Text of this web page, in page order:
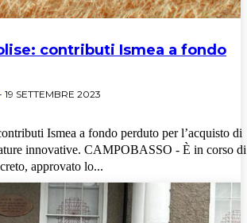
contributi Ismea a fondo
19 SETTEMBRE 2023
Ismea a fondo perduto per l’acquisto di
- È in corso di
approvato lo...